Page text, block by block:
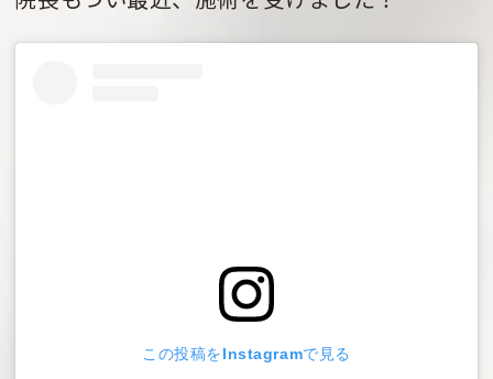
この投稿をInstagramで見る